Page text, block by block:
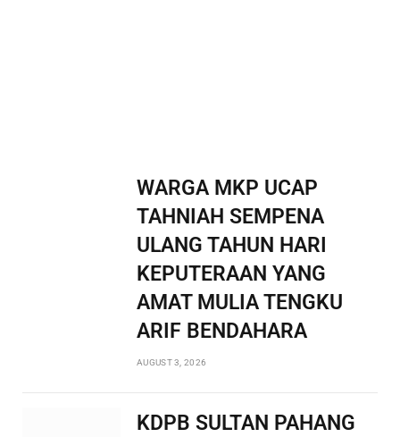
WARGA MKP UCAP
TAHNIAH SEMPENA
ULANG TAHUN HARI
KEPUTERAAN YANG
AMAT MULIA TENGKU
ARIF BENDAHARA
AUGUST 3, 2026
KDPB SULTAN PAHANG